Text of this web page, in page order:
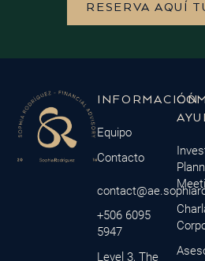
RESERVA AQUÍ
INFORMACIÓN
Equipo
Contacto
+506 6095
5947
Level 3, The